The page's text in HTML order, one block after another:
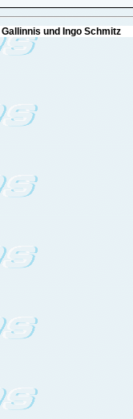
Gallinnis und Ingo